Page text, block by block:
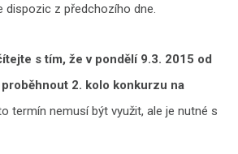
dispozic z předchozího dne.
s tím, že v pondělí 9.3. 2015 od
2. kolo konkurzu na
termín nemusí být využit, ale je nutné s